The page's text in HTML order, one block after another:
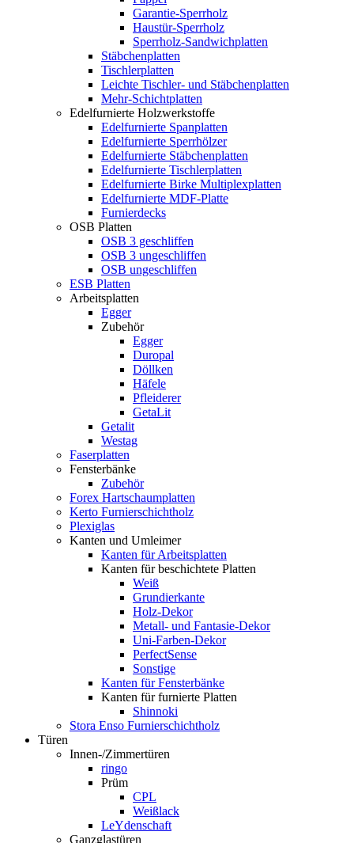
Garantie-Sperrholz
Haustür-Sperrholz
Sperrholz-Sandwichplatten
Stäbchenplatten
Tischlerplatten
Leichte Tischler- und Stäbchenplatten
Mehr-Schichtplatten
Edelfurnierte Holzwerkstoffe
Edelfurnierte Spanplatten
Edelfurnierte Sperrhölzer
Edelfurnierte Stäbchenplatten
Edelfurnierte Tischlerplatten
Edelfurnierte Birke Multiplexplatten
Edelfurnierte MDF-Platte
Furnierdecks
OSB Platten
OSB 3 geschliffen
OSB 3 ungeschliffen
OSB ungeschliffen
ESB Platten
Arbeitsplatten
Egger
Zubehör
Egger
Duropal
Döllken
Häfele
Pfleiderer
GetaLit
Getalit
Westag
Faserplatten
Fensterbänke
Zubehör
Forex Hartschaumplatten
Kerto Furnierschichtholz
Plexiglas
Kanten und Umleimer
Kanten für Arbeitsplatten
Kanten für beschichtete Platten
Weiß
Grundierkante
Holz-Dekor
Metall- und Fantasie-Dekor
Uni-Farben-Dekor
PerfectSense
Sonstige
Kanten für Fensterbänke
Kanten für furnierte Platten
Shinnoki
Stora Enso Furnierschichtholz
Türen
Innen-/Zimmertüren
ringo
Prüm
CPL
Weißlack
LeYdenschaft
Ganzglastüren